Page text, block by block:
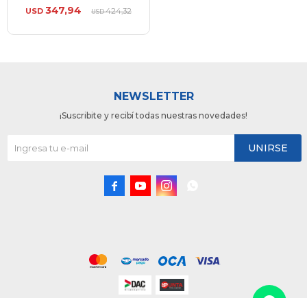
USD 347,94 USD424,32
NEWSLETTER
¡Suscribite y recibí todas nuestras novedades!
UNIRSE
  